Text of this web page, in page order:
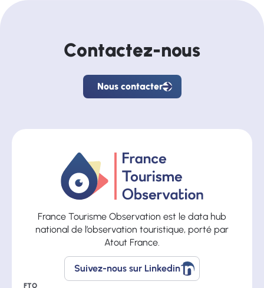
Contactez-nous
Nous
contacter
Nous contacter
France Tourisme Observation est le data hub
national de l’observation touristique, porté par
Atout France.
Suivez-
nous
Suivez-nous sur Linkedin
FTO